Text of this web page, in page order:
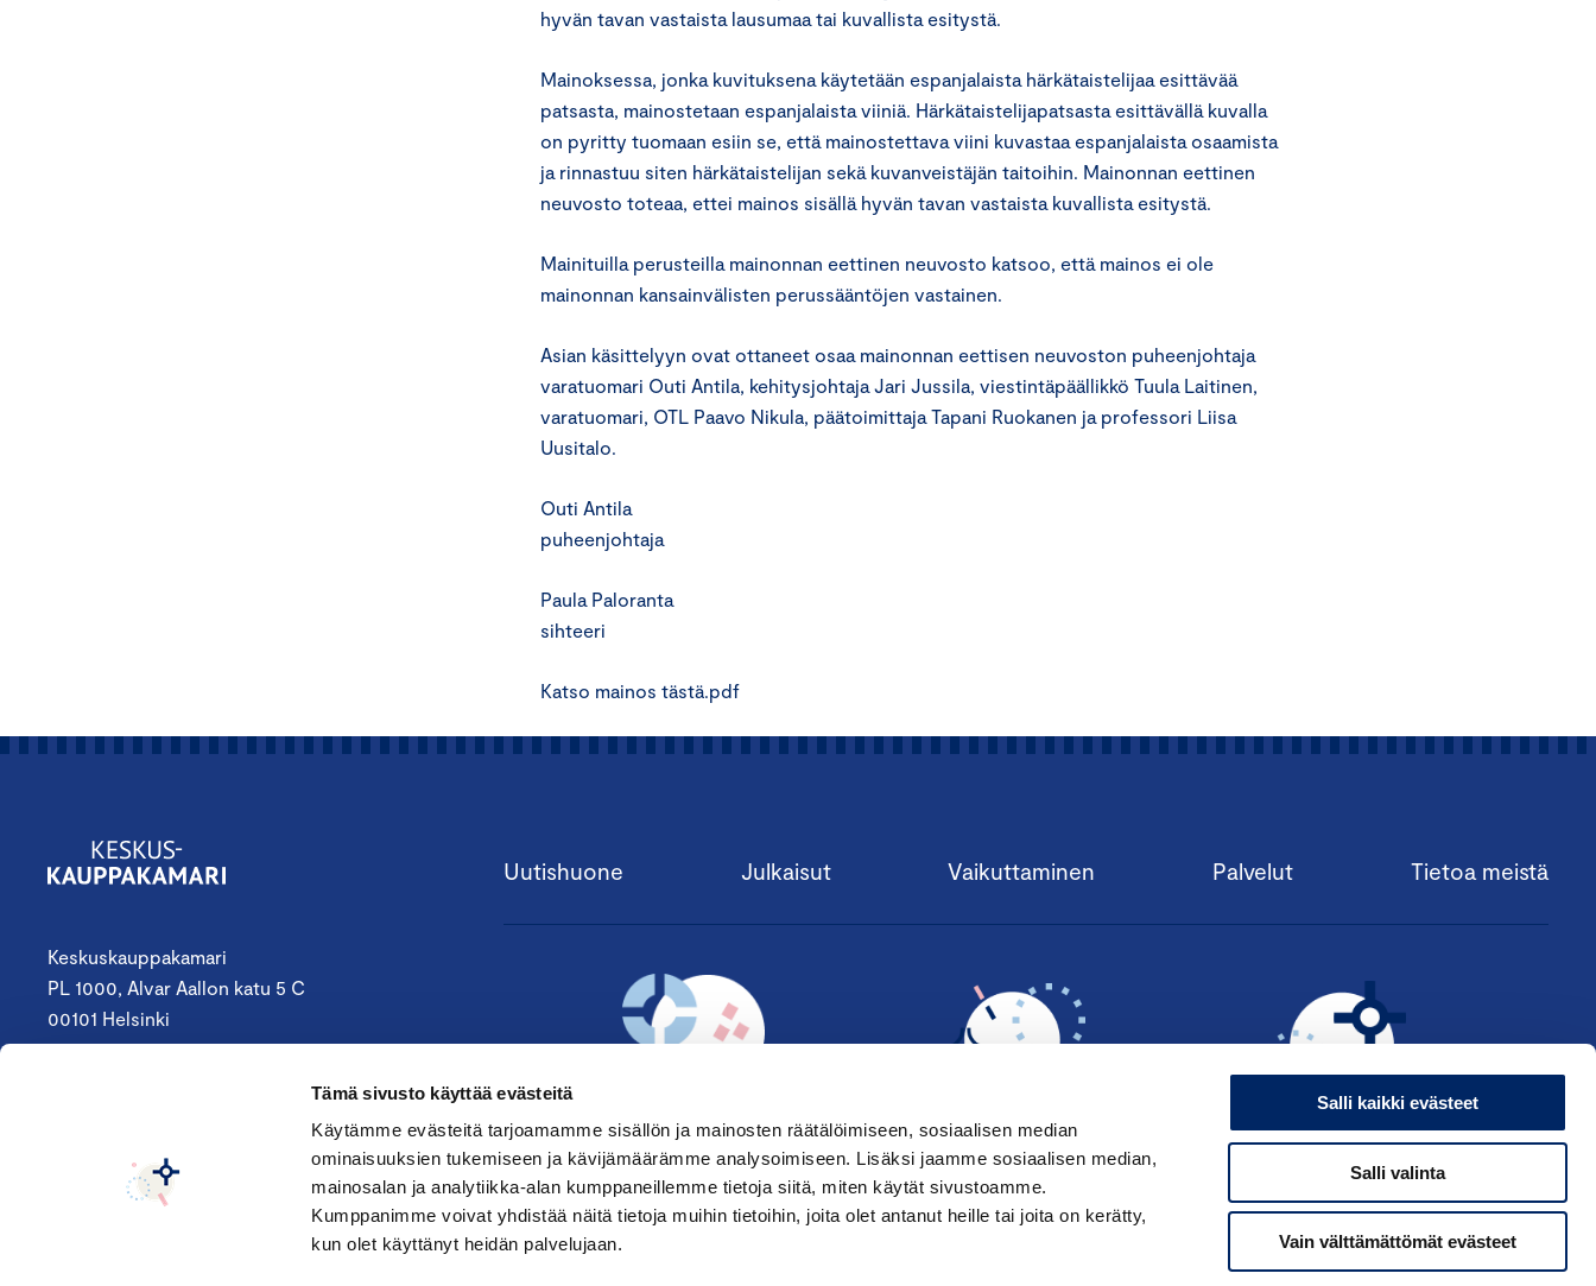
Tämä sivusto käyttää evästeitä
Käytämme evästeitä tarjoamamme sisällön ja mainosten räätälöimiseen, sosiaalisen median
ominaisuuksien tukemiseen ja kävijämäärämme analysoimiseen. Lisäksi jaamme sosiaalisen median,
mainosalan ja analytiikka-alan kumppaneillemme tietoja siitä, miten käytät sivustoamme.
Kumppanimme voivat yhdistää näitä tietoja muihin tietoihin, joita olet antanut heille tai joita on kerätty,
kun olet käyttänyt heidän palvelujaan.
Salli kaikki evästeet
Salli valinta
Vain välttämättömät evästeet
hyvän tavan vastaista lausumaa tai kuvallista esitystä.
Mainoksessa, jonka kuvituksena käytetään espanjalaista härkätaistelijaa esittävää
patsasta, mainostetaan espanjalaista viiniä. Härkätaistelijapatsasta esittävällä kuvalla
on pyritty tuomaan esiin se, että mainostettava viini kuvastaa espanjalaista osaamista
ja rinnastuu siten härkätaistelijan sekä kuvanveistäjän taitoihin. Mainonnan eettinen
neuvosto toteaa, ettei mainos sisällä hyvän tavan vastaista kuvallista esitystä.
Mainituilla perusteilla mainonnan eettinen neuvosto katsoo, että mainos ei ole
mainonnan kansainvälisten perussääntöjen vastainen.
Asian käsittelyyn ovat ottaneet osaa mainonnan eettisen neuvoston puheenjohtaja
varatuomari Outi Antila, kehitysjohtaja Jari Jussila, viestintäpäällikkö Tuula Laitinen,
varatuomari, OTL Paavo Nikula, päätoimittaja Tapani Ruokanen ja professori Liisa
Uusitalo.
Outi Antila
puheenjohtaja
Paula Paloranta
sihteeri
Katso mainos tästä.pdf
Keskuskauppakamari
PL 1000, Alvar Aallon katu 5 C
00101 Helsinki
keskuskauppakamari@chamber.fi
Seuraa meitä:
Uutishuone Julkaisut Vaikuttaminen Palvelut Tietoa meistä
TILAA UUTISKIRJE › LIITY JÄSENEKSI › HAE ANSIOMERKKIÄ ›